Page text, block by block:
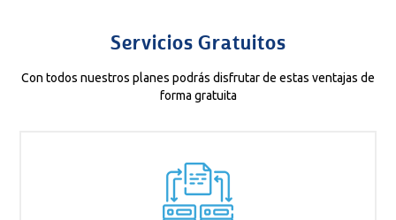
Servicios Gratuitos
Con todos nuestros planes podrás disfrutar de estas ventajas de
forma gratuita